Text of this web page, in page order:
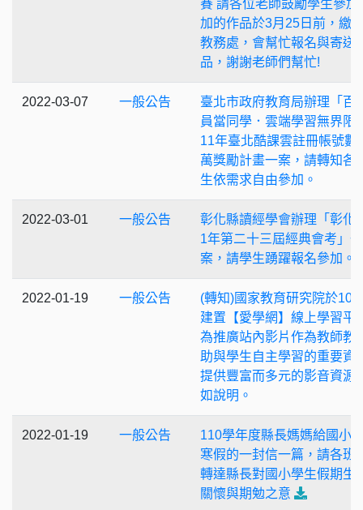
賽 請各位老師鼓勵學生參加
加的作品於3月25日前，繳
教務處，會幫忙報名與寄送
品，謝謝老師們幫忙!
2022-03-07 一般公告
臺北市政府教育局辦理「百
員當同學．雲端學習無界限
11年臺北酷課雲註冊帳號數
萬獎勵計畫一案，請轉知各
生依需求自由參加。
2022-03-01 一般公告
彰化縣讀經學會辦理「彰化
1年第二十三屆經典會考」一
案，請學生踴躍報名參加。
2022-01-19 一般公告
(轉知)國家教育研究院於101
建置【愛學網】線上學習平
為推廣站內影片作為教師教
助與學生自主學習的重要資
提供豐富而多元的影音資源
如說明。
2022-01-19 一般公告
110學年度縣長媽媽給國小
寒假的一封信一篇，請各班
轉達縣長對國小學生假期生
關懷與期勉之意